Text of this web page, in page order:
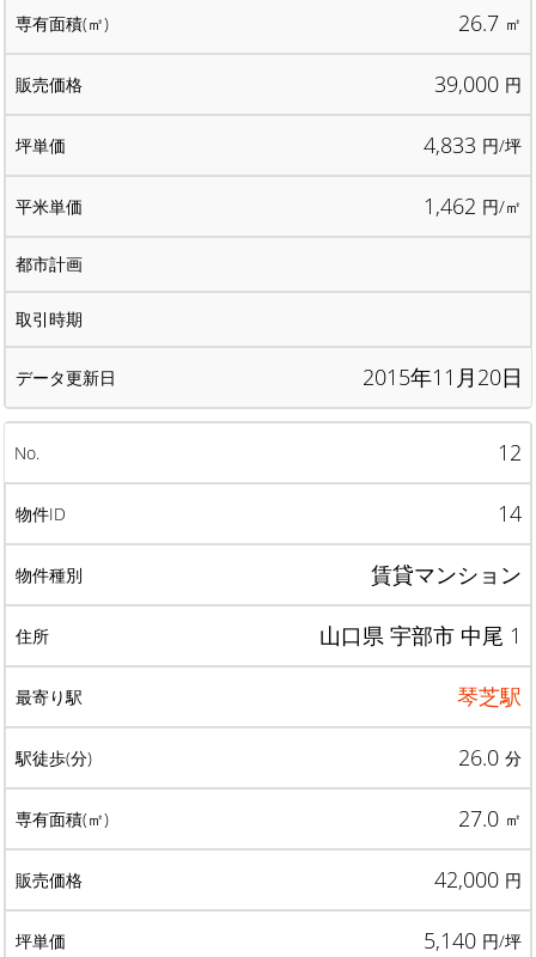
26.7 ㎡
39,000 円
4,833 円/坪
1,462 円/㎡
2015年11月20日
12
14
賃貸マンション
山口県 宇部市 中尾 1
琴芝駅
26.0 分
27.0 ㎡
42,000 円
5,140 円/坪